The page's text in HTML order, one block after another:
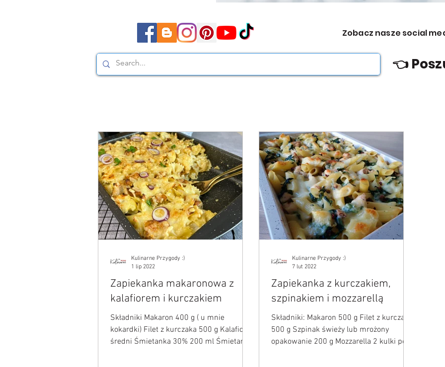
Moda, styl, ubrania i promocje dla Ciebie WEEKDAY.
Moda, styl, ubrania i promocje dla Ciebie WEEKDAY. Zobacz nasze social
👈
Zapiekanka makaronowa z
kalafiorem i kurczakiem
Składniki Makaron 400 g ( u mnie
kokardki) Filet z kurczaka 500 g Kalafior
średni Śmietanka 30% 200 ml Śmietana
Kulinarne Przygody :)
1 lip 2022
Zapiekanka z kurczakiem,
szpinakiem i mozzarellą
Składniki: Makaron 500 g Filet z kurczaka
500 g Szpinak świeży lub mrożony
opakowanie 200 g Mozzarella 2 kulki po
Kulinarne Przygody :)
7 lut 2022